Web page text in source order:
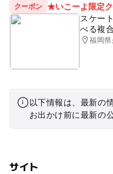
クーポン ★いこーよ限定
スケー
べる複
福岡
以下情報は、最新の
お出かけ前に最新の
サイト